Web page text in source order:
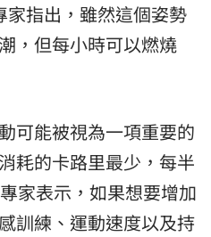
指出，雖然這個姿勢
，但每小時可以燃燒
可能被視為一項重要的
耗的卡路里最少，每半
家表示，如果想要增加
訓練、運動速度以及持